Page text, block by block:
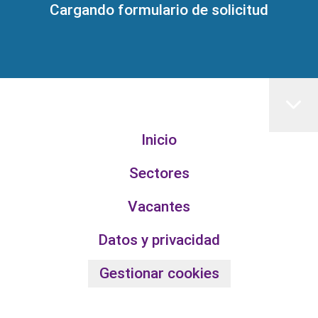
Cargando formulario de solicitud
Inicio
Sectores
Vacantes
Datos y privacidad
Gestionar cookies